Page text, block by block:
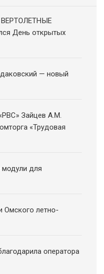
ВЕРТОЛЕТНЫЕ
День открытых
— новый
Зайцев А.М.
«Трудовая
для
Омского летно-
оператора